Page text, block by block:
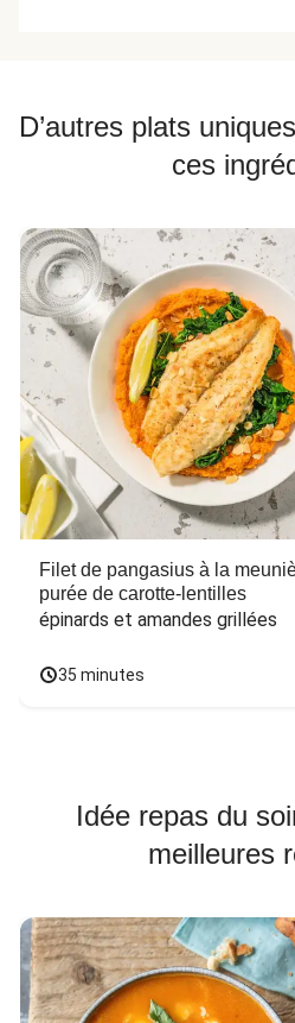
D’autres plats
ces
Filet de pangasius à la
purée de carotte-lentilles
épinards et amandes grillées
35 minutes
Idée repas du
meilleures